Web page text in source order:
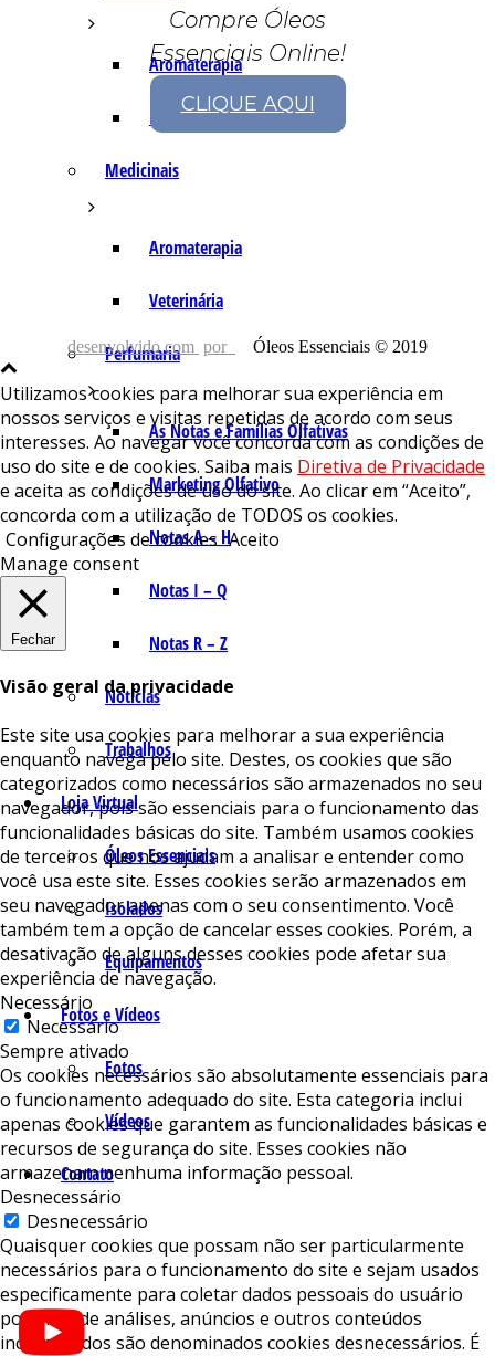
Aromaterapia
Fórmulas Caseiras
Medicinais
Aromaterapia
Veterinária
Perfumaria
As Notas e Famílias Olfativas
Marketing Olfativo
Notas A – H
Notas I – Q
Notas R – Z
Notícias
Trabalhos
Loja Virtual
Óleos Essenciais
Isolados
Equipamentos
Fotos e Vídeos
Fotos
Vídeos
Contato
Compre Óleos
Essenciais Online!
CLIQUE AQUI
desenvolvido com por Óleos Essenciais © 2019
Utilizamos cookies para melhorar sua experiência em
nossos serviços e visitas repetidas de acordo com seus
interesses. Ao navegar você concorda com as condições de
uso do site e de cookies. Saiba mais Diretiva de Privacidade
e aceita as condições de uso do site. Ao clicar em “Aceito”,
concorda com a utilização de TODOS os cookies.
Configurações de cookies Aceito
Manage consent
Fechar
Visão geral da privacidade
Este site usa cookies para melhorar a sua experiência
enquanto navega pelo site. Destes, os cookies que são
categorizados como necessários são armazenados no seu
navegador, pois são essenciais para o funcionamento das
funcionalidades básicas do site. Também usamos cookies
de terceiros que nos ajudam a analisar e entender como
você usa este site. Esses cookies serão armazenados em
seu navegador apenas com o seu consentimento. Você
também tem a opção de cancelar esses cookies. Porém, a
desativação de alguns desses cookies pode afetar sua
experiência de navegação.
Necessário
Necessário
Sempre ativado
Os cookies necessários são absolutamente essenciais para
o funcionamento adequado do site. Esta categoria inclui
apenas cookies que garantem as funcionalidades básicas e
recursos de segurança do site. Esses cookies não
armazenam nenhuma informação pessoal.
Desnecessário
Desnecessário
Quaisquer cookies que possam não ser particularmente
necessários para o funcionamento do site e sejam usados ​​
especificamente para coletar dados pessoais do usuário
por meio de análises, anúncios e outros conteúdos
incorporados são denominados cookies desnecessários. É